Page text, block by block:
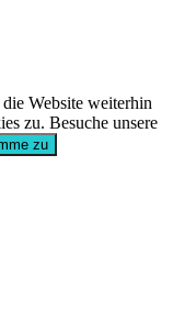
Website weiterhin
zu. Besuche unsere
zu